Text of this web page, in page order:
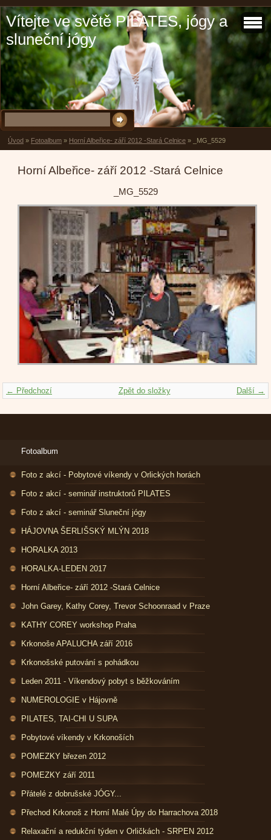
Vítejte ve světě PILATES, jógy a
sluneční jógy
Úvod » Fotoalbum » Horní Albeřice- září 2012 -Stará Celnice » _MG_5529
Horní Albeřice- září 2012 -Stará Celnice
_MG_5529
← Předchozí Další →
Zpět do složky
Fotoalbum
Foto z akcí - Pobytové víkendy v Orlických horách
Foto z akcí - seminář instruktorů PILATES
Foto z akcí - seminář Sluneční jógy
HÁJOVNA ŠERLIŠSKÝ MLÝN 2018
HORALKA 2013
HORALKA-LEDEN 2017
Horní Albeřice- září 2012 -Stará Celnice
John Garey, Kathy Corey, Trevor Schoonraad v Praze
KATHY COREY workshop Praha
Krkonoše APALUCHA září 2016
Krkonošské putování s pohádkou
Leden 2011 - Víkendový pobyt s běžkováním
NUMEROLOGIE v Hájovně
PILATES, TAI-CHI U SUPA
Pobytové víkendy v Krkonoších
POMEZKY březen 2012
POMEZKY září 2011
Přátelé z dobrušské JÓGY...
Přechod Krkonoš z Horní Malé Úpy do Harrachova 2018
Relaxační a redukční týden v Orličkách - SRPEN 2012